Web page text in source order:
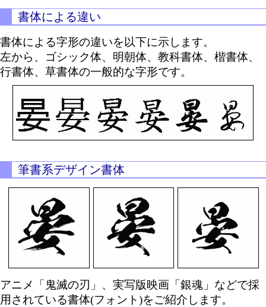
書体による違い
書体による字形の違いを以下に示します。
左から、ゴシック体、明朝体、教科書体、楷書体、
行書体、草書体の一般的な字形です。
筆書系デザイン書体
アニメ「鬼滅の刃」、実写版映画「銀魂」などで採
用されている書体(フォント)をご紹介します。